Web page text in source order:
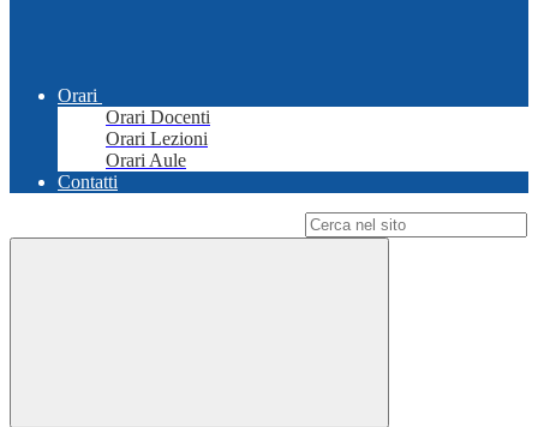
Orari
Orari Docenti
Orari Lezioni
Orari Aule
Contatti